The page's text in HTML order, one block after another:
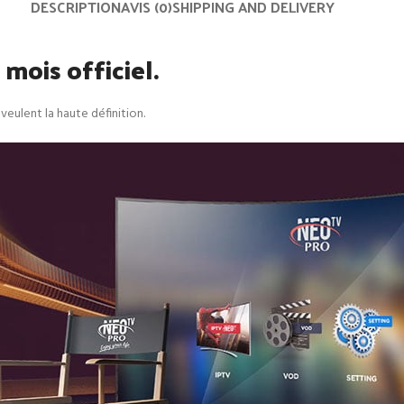
DESCRIPTIONAVIS (0)SHIPPING AND DELIVERY
mois officiel.
la haute définition.